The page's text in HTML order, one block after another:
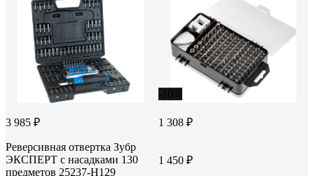
3 985 ₽
Реверсивная отвертка Зубр
ЭКСПЕРТ с насадками 130
предметов 25237-H129
1 308 ₽
1 450 ₽